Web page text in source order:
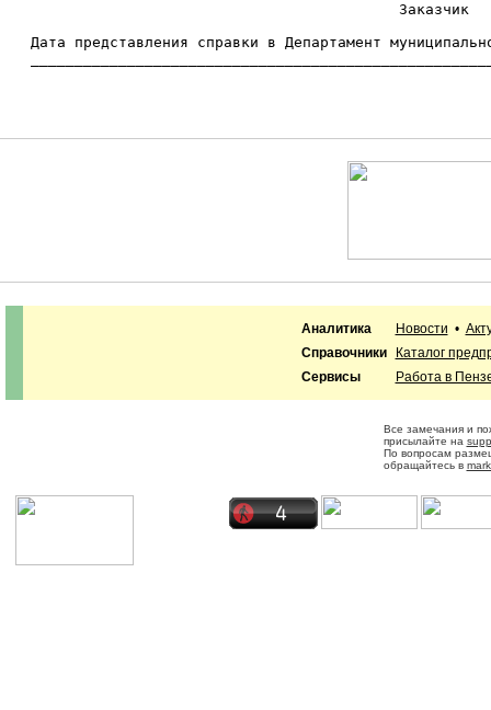
                                             Заказчик
Дата представления справки в Департамент
Аналитика Новости •
Справочники
Каталог
Сервисы
Работа в
Все замечания и
присылайте на
По вопросам
обращайтесь в